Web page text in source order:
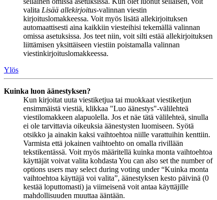
valita Lisää allekirjoitus-valinnan viestin
kirjoituslomakkeessa. Voit myös lisätä allekirjoituksen
automaattisesti aina kaikkiin viesteihisi tekemällä valinnan
omissa asetuksissa. Jos teet niin, voit silti estää allekirjoituksen
liittämisen yksittäiseen viestiin poistamalla valinnan
viestinkirjoituslomakkeessa.
Ylös
Kuinka luon äänestyksen?
Kun kirjoitat uuta viestiketjua tai muokkaat viestiketjun
ensimmäistä viestiä, klikkaa "Luo äänestys"-välilehteä
viestilomakkeen alapuolella. Jos et näe tätä välilehteä, sinulla
ei ole tarvittavia oikeuksia äänestysten luomiseen. Syötä
otsikko ja ainakin kaksi vaihtoehtoa niille varattuihin kenttiin.
Varmista että jokainen vaihtoehto on omalla rivillään
tekstikentässä. Voit myös määritellä kuinka monta vaihtoehtoa
käyttäjät voivat valita kohdasta You can also set the number of
options users may select during voting under “Kuinka monta
vaihtoehtoa käyttäjä voi valita”, äänestyksen kesto päivinä (0
kestää loputtomasti) ja viimeisenä voit antaa käyttäjille
mahdollisuuden muuttaa ääntään.